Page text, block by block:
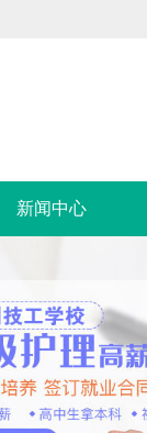
新闻中心